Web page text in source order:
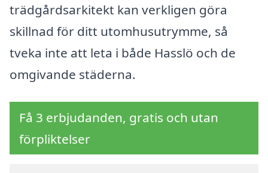
trädgårdsarkitekt kan verkligen göra
skillnad för ditt utomhusutrymme, så
tveka inte att leta i både Hasslö och de
omgivande städerna.
Få 3 erbjudanden, gratis och utan
förpliktelser